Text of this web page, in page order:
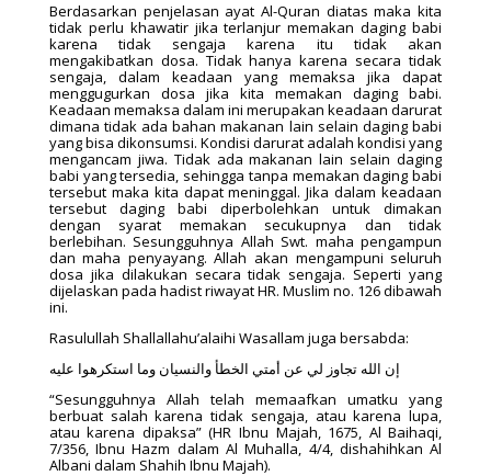
Berdasarkan penjelasan ayat Al-Quran diatas maka kita
tidak perlu khawatir jika terlanjur memakan daging babi
karena tidak sengaja karena itu tidak akan
mengakibatkan dosa. Tidak hanya karena secara tidak
sengaja, dalam keadaan yang memaksa jika dapat
menggugurkan dosa jika kita memakan daging babi.
Keadaan memaksa dalam ini merupakan keadaan darurat
dimana tidak ada bahan makanan lain selain daging babi
yang bisa dikonsumsi. Kondisi darurat adalah kondisi yang
mengancam jiwa. Tidak ada makanan lain selain daging
babi yang tersedia, sehingga tanpa memakan daging babi
tersebut maka kita dapat meninggal. Jika dalam keadaan
tersebut daging babi diperbolehkan untuk dimakan
dengan syarat memakan secukupnya dan tidak
berlebihan. Sesungguhnya Allah Swt. maha pengampun
dan maha penyayang. Allah akan mengampuni seluruh
dosa jika dilakukan secara tidak sengaja. Seperti yang
dijelaskan pada hadist riwayat HR. Muslim no. 126 dibawah
ini.
Rasulullah Shallallahu’alaihi Wasallam juga bersabda:
إن الله تجاوز لي عن أمتي الخطأ والنسيان وما استكرهوا عليه
“Sesungguhnya Allah telah memaafkan umatku yang
berbuat salah karena tidak sengaja, atau karena lupa,
atau karena dipaksa” (HR Ibnu Majah, 1675, Al Baihaqi,
7/356, Ibnu Hazm dalam Al Muhalla, 4/4, dishahihkan Al
Albani dalam Shahih Ibnu Majah).